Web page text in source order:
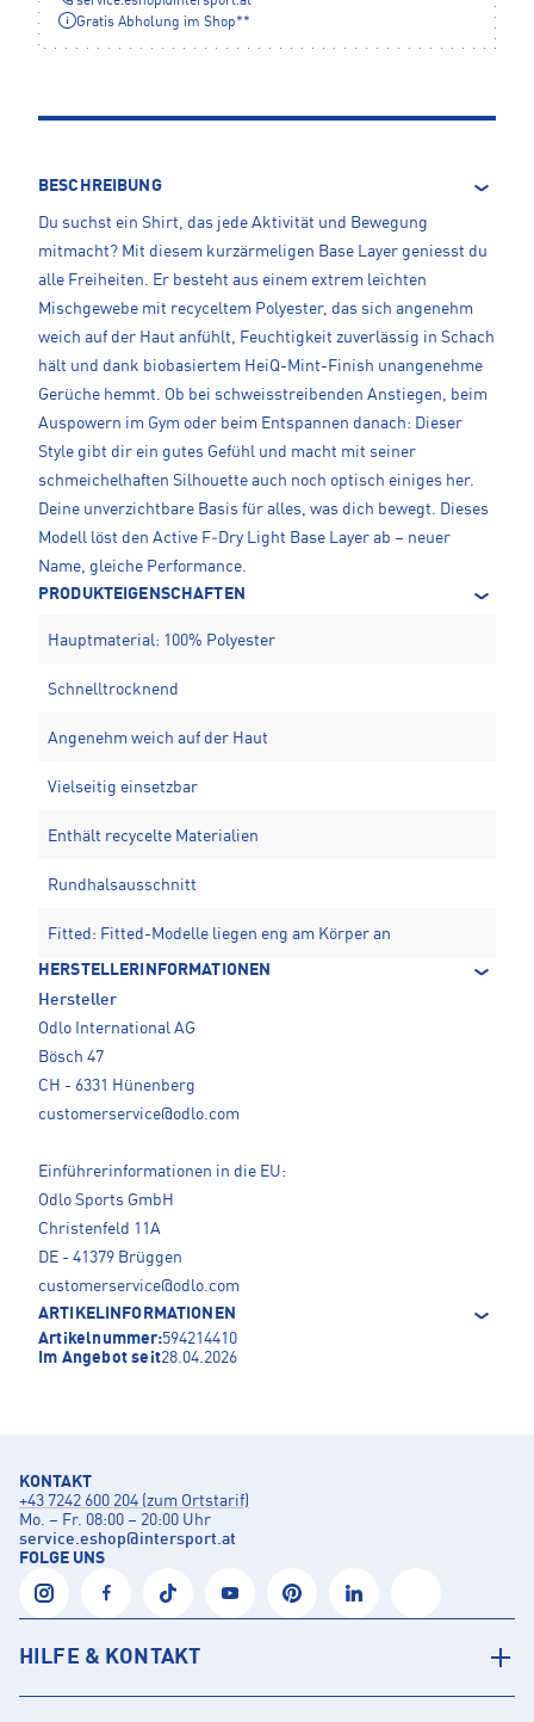
Gratis Abholung im Shop**
BESCHREIBUNG
Du suchst ein Shirt, das jede Aktivität und Bewegung
mitmacht? Mit diesem kurzärmeligen Base Layer geniesst du
alle Freiheiten. Er besteht aus einem extrem leichten
Mischgewebe mit recyceltem Polyester, das sich angenehm
weich auf der Haut anfühlt, Feuchtigkeit zuverlässig in Schach
hält und dank biobasiertem HeiQ-Mint-Finish unangenehme
Gerüche hemmt. Ob bei schweisstreibenden Anstiegen, beim
Auspowern im Gym oder beim Entspannen danach: Dieser
Style gibt dir ein gutes Gefühl und macht mit seiner
schmeichelhaften Silhouette auch noch optisch einiges her.
Deine unverzichtbare Basis für alles, was dich bewegt. Dieses
Modell löst den Active F‑Dry Light Base Layer ab – neuer
Name, gleiche Performance.
PRODUKTEIGENSCHAFTEN
Hauptmaterial: 100% Polyester
Schnelltrocknend
Angenehm weich auf der Haut
Vielseitig einsetzbar
Enthält recycelte Materialien
Rundhalsausschnitt
Fitted: Fitted-Modelle liegen eng am Körper an
HERSTELLERINFORMATIONEN
Hersteller
Odlo International AG
Bösch 47
CH - 6331 Hünenberg
customerservice@odlo.com
Einführerinformationen in die EU:
Odlo Sports GmbH
Christenfeld 11A
DE - 41379 Brüggen
customerservice@odlo.com
ARTIKELINFORMATIONEN
Artikelnummer:594214410
Im Angebot seit28.04.2026
KONTAKT
+43 7242 600 204 (zum Ortstarif)
Mo. – Fr. 08:00 – 20:00 Uhr
service.eshop@intersport.at
FOLGE UNS
HILFE & KONTAKT